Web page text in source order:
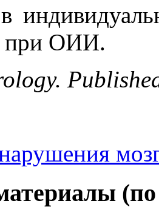
при ОИИ.
(по